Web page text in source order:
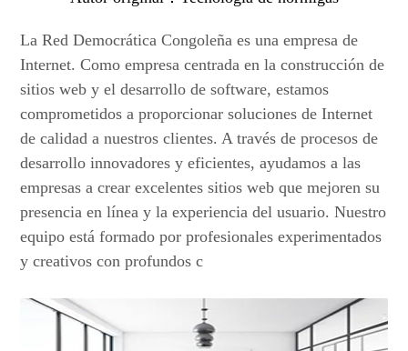
La Red Democrática Congoleña es una empresa de
Internet. Como empresa centrada en la construcción de
sitios web y el desarrollo de software, estamos
comprometidos a proporcionar soluciones de Internet
de calidad a nuestros clientes. A través de procesos de
desarrollo innovadores y eficientes, ayudamos a las
empresas a crear excelentes sitios web que mejoren su
presencia en línea y la experiencia del usuario. Nuestro
equipo está formado por profesionales experimentados
y creativos con profundos c